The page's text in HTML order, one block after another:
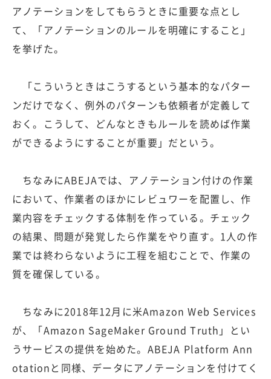
アノテーションをしてもらうときに重要な点とし
て、「アノテーションのルールを明確にすること」
を挙げた。
「こういうときはこうするという基本的なパター
ンだけでなく、例外のパターンも依頼者が定義して
おく。こうして、どんなときもルールを読めば作業
ができるようにすることが重要」だという。
ちなみにABEJAでは、アノテーション付けの作業
において、作業者のほかにレビュワーを配置し、作
業内容をチェックする体制を作っている。チェック
の結果、問題が発覚したら作業をやり直す。1人の作
業では終わらないように工程を組むことで、作業の
質を確保している。
ちなみに2018年12月に米Amazon Web Services
が、「Amazon SageMaker Ground Truth」とい
うサービスの提供を始めた。ABEJA Platform Ann
otationと同様、データにアノテーションを付けてく